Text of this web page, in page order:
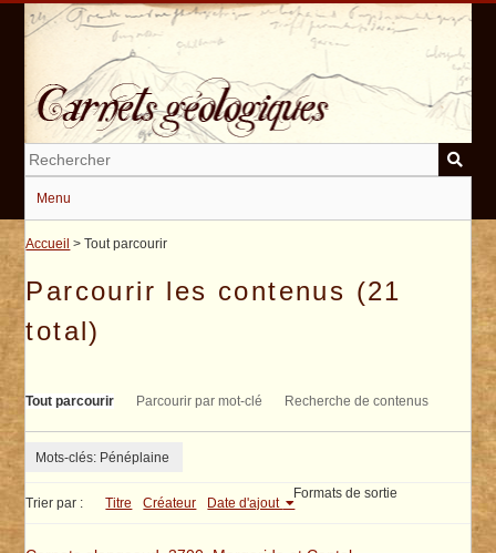
Passer
Menu
Accueil > Tout parcourir
Parcourir les contenus (21
total)
Tout parcourir Parcourir par mot-clé Recherche de contenus
Mots-clés: Pénéplaine
Trier par : Titre Créateur Date d'ajout
Formats de sortie